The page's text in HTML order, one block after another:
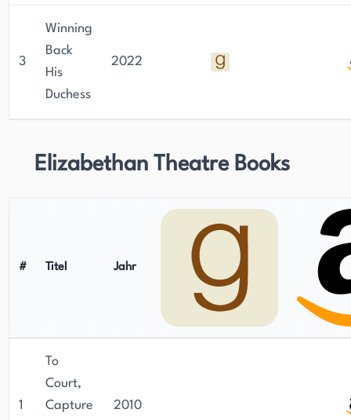
3
Winning
Back
His
Duchess
2022
Elizabethan Theatre Books
# Titel Jahr
1
To
Court,
Capture
2010